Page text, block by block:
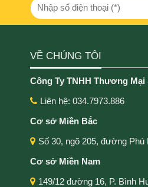
VỀ CHÚNG TÔI
Công Ty TNHH Thương Mại
Liên hệ: 034.7973.886
Cơ sở Miền Bắc
Số 30, ngõ 205, đường
Cơ sở Miền Nam
149/12 đường 16, P. Bình